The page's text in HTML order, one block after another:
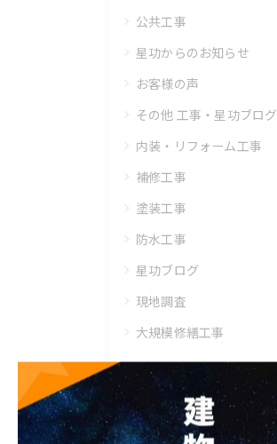
公共工事
星功からのお知らせ
お客様の声
その他 工事・星功ブログ
内装・リフォーム工事
補修工事
塗装工事
防水工事
星功ブログ
現地調査
大規模修繕工事
最近の投稿